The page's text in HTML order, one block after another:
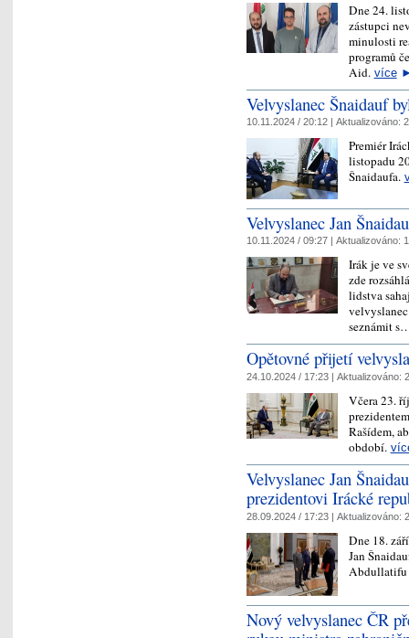
Dne 24.
zástupci
minulosti
programů
Aid. více
Velvyslanec Šnaidauf
10.11.2024 / 20:12 | Aktualizováno:
Premiér
listopadu
Šnaidaufa.
Velvyslanec Jan
10.11.2024 / 09:27 | Aktualizováno:
Irák je ve
zde
lidstva
seznámit
Opětovné přijetí
24.10.2024 / 17:23 | Aktualizováno:
Včera 23.
Rašídem,
období.
Velvyslanec Jan
prezidentovi Irácké
28.09.2024 / 17:23 | Aktualizováno:
Dne 18.
Jan
Nový velvyslanec ČR